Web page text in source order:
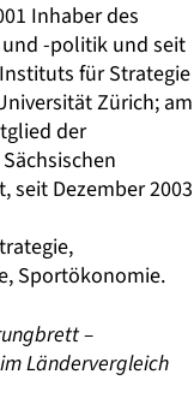
Inhaber des
-politik und seit
für Strategie
Zürich; am
der
seit Dezember 2003
Sportökonomie.
–
Ländervergleich